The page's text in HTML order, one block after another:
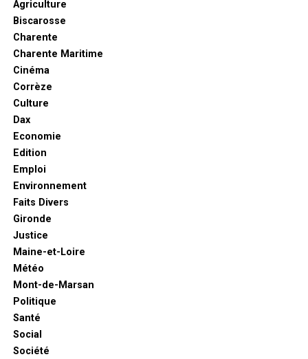
Agriculture
Biscarosse
Charente
Charente Maritime
Cinéma
Corrèze
Culture
Dax
Economie
Edition
Emploi
Environnement
Faits Divers
Gironde
Justice
Maine-et-Loire
Météo
Mont-de-Marsan
Politique
Santé
Social
Société